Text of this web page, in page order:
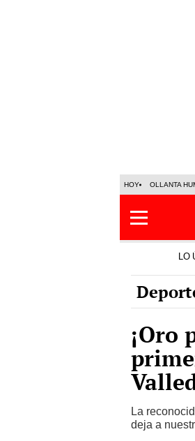
HOY OLLANTA
LO
¡Oro
La
deja a